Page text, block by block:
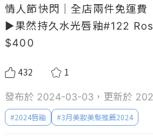
情人節快閃｜全店兩件免運費
▶果然持久水光唇釉#122
$400
432 1
發布於 2024-03-03，更新於
#2024唇釉 #3月美妝美髮推薦2024